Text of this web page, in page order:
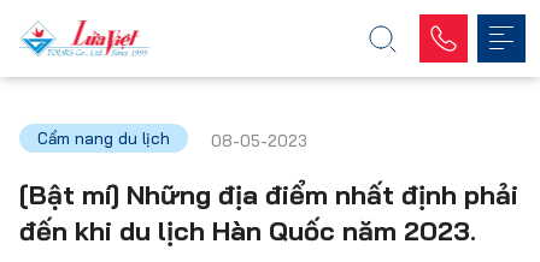
Cẩm nang du lịch 08-05-2023
[Bật mí] Những địa điểm nhất định phải
đến khi du lịch Hàn Quốc năm 2023.